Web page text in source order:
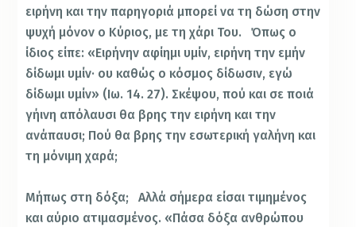
ειρήνη και την παρηγοριά μπορεί να τη δώση στην
ψυχή μόνον ο Κύριος, με τη χάρι Του. Όπως ο
ίδιος είπε: «Ειρήνην αφίημι υμίν, ειρήνη την εμήν
δίδωμι υμίν· ου καθώς ο κόσμος δίδωσιν, εγώ
δίδωμι υμίν» (Ιω. 14. 27). Σκέψου, πού και σε ποιά
γήινη απόλαυσι θα βρης την ειρήνη και την
ανάπαυσι; Πού θα βρης την εσωτερική γαλήνη και
τη μόνιμη χαρά;
Μήπως στη δόξα; Αλλά σήμερα είσαι τιμημένος
και αύριο ατιμασμένος. «Πάσα δόξα ανθρώπου